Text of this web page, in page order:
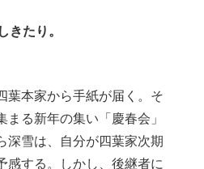
きたり。
葉本家から手紙が届く。そ
る新年の集い「慶春会」
深雪は、自分が四葉家次期
感する。しかし、後継者に